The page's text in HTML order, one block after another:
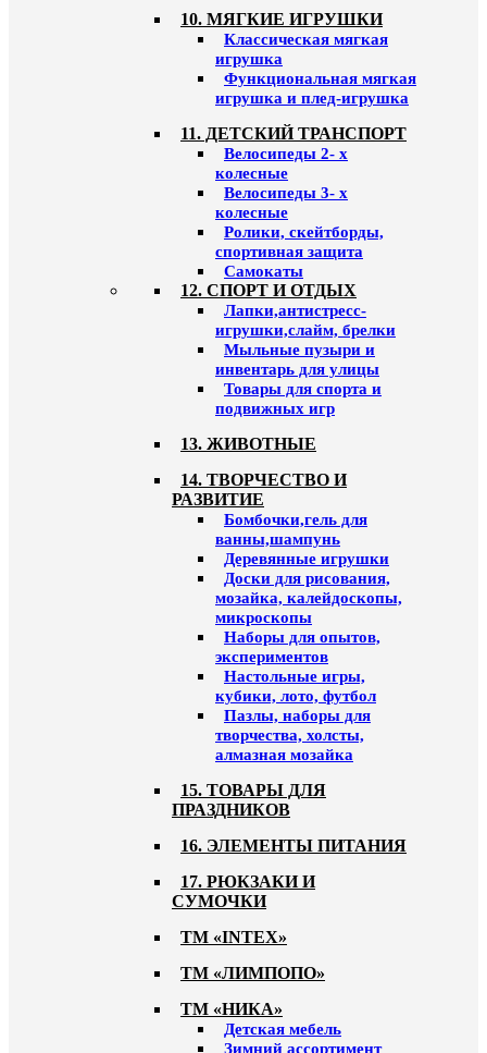
10. МЯГКИЕ ИГРУШКИ
Классическая мягкая
игрушка
Функциональная мягкая
игрушка и плед-игрушка
11. ДЕТСКИЙ ТРАНСПОРТ
Велосипеды 2- х
колесные
Велосипеды 3- х
колесные
Ролики, скейтборды,
спортивная защита
Самокаты
12. СПОРТ И ОТДЫХ
Лапки,антистресс-
игрушки,слайм, брелки
Мыльные пузыри и
инвентарь для улицы
Товары для спорта и
подвижных игр
13. ЖИВОТНЫЕ
14. ТВОРЧЕСТВО И
РАЗВИТИЕ
Бомбочки,гель для
ванны,шампунь
Деревянные игрушки
Доски для рисования,
мозайка, калейдоскопы,
микроскопы
Наборы для опытов,
экспериментов
Настольные игры,
кубики, лото, футбол
Пазлы, наборы для
творчества, холсты,
алмазная мозайка
15. ТОВАРЫ ДЛЯ
ПРАЗДНИКОВ
16. ЭЛЕМЕНТЫ ПИТАНИЯ
17. РЮКЗАКИ И
СУМОЧКИ
ТМ «INTEX»
ТМ «ЛИМПОПО»
ТМ «НИКА»
Детская мебель
Зимний ассортимент